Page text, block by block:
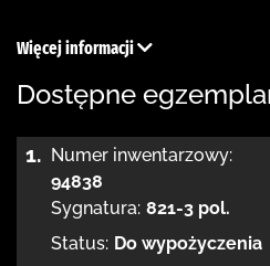
Więcej informacji
Dostępne
1. Numer inwentarzowy:
94838
Sygnatura: 821-3 pol.
Status: Do wypożyczenia